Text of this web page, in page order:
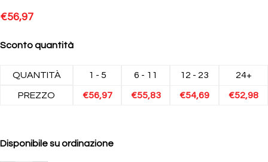
€56,97
Sconto quantità
QUANTITÀ 1 - 5 6 - 11 12 - 23 24+
PREZZO €56,97 €55,83 €54,69 €52,98
Disponibile su ordinazione